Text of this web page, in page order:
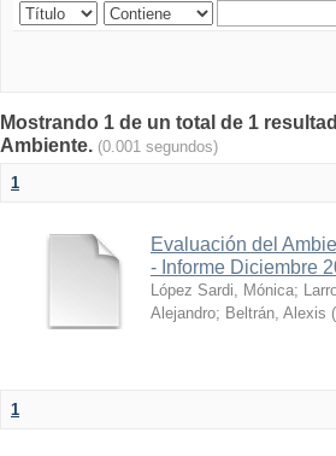
Mostrando 1 de un total de 1
Ambiente. (0.001 segundos)
1
Evaluación del
- Informe Diciembre
López Sardi, Mónica;
Alejandro; Beltrán, Alexis (
1